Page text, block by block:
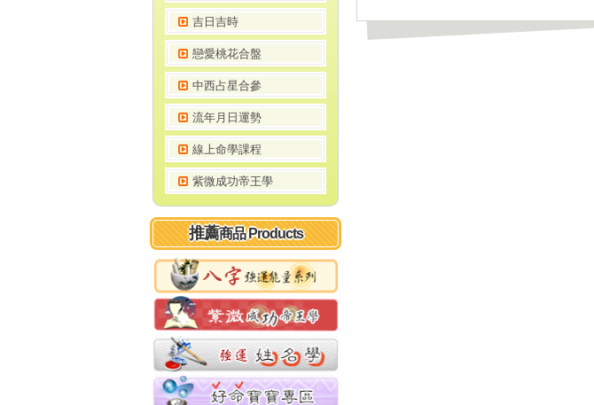
吉日吉時
戀愛桃花合盤
中西占星合參
流年月日運勢
線上命學課程
紫微成功帝王學
推薦商品 Products